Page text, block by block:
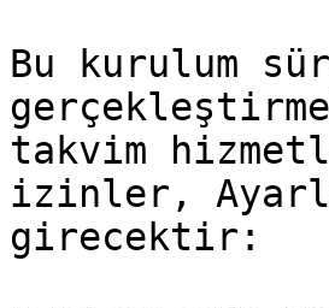
Bu kurulum
takvim
izinler,
girecektir: